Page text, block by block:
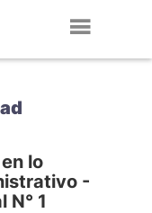
lo
-
1